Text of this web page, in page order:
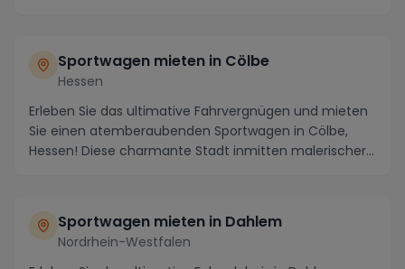
Sportwagen mieten in Cölbe
Hessen
Erleben Sie das ultimative Fahrvergnügen und mieten
Sie einen atemberaubenden Sportwagen in Cölbe,
Hessen! Diese charmante Stadt inmitten malerischer
Sportwagen mieten in Dahlem
Nordrhein-Westfalen